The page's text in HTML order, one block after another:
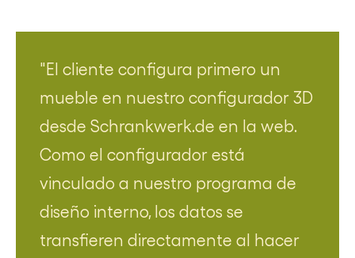
El cliente configura primero un
mueble en nuestro configurador 3D
desde Schrankwerk.de en la web.
Como el configurador está
vinculado a nuestro programa de
diseño interno, los datos se
transfieren directamente al hacer